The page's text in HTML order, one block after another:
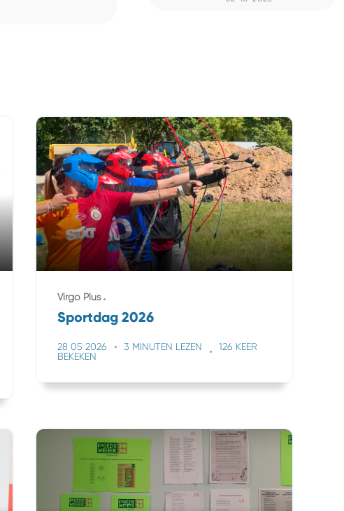
Virgo Plus
Sportdag 2026
28 05 2026 3 MINUTEN LEZEN
126 KEER
BEKEKEN